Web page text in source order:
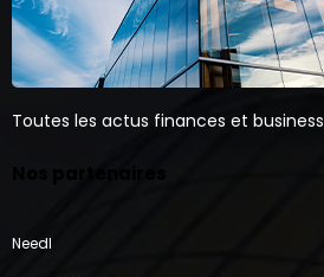
Toutes les actus finances et business
Needl